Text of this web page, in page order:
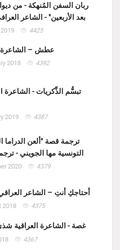
ربان السفن المُنهكة - من
بعد الأربعين" - الشاعر
4425
عطش – الشاعرة
2018 4392
تبسُّم الذِّكريات - الشاعرة
2019 4387
ترجمة قصة "ألعن الدراما
التونسية مها الجويني -
2020 4379
أحتاجكِ أنتِ – الشاعر
2018 4375
غصة - الشاعرة العراقية
4367